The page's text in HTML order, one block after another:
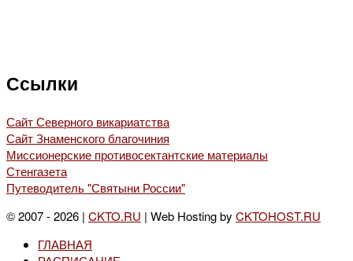
Ссылки
Сайт Северного викариатства
Сайт Знаменского благочиния
Миссионерские противосектантские материалы
Стенгазета
Путеводитель "Святыни России"
© 2007 - 2026 | CKTO.RU | Web Hosting by CKTOHOST.RU
ГЛАВНАЯ